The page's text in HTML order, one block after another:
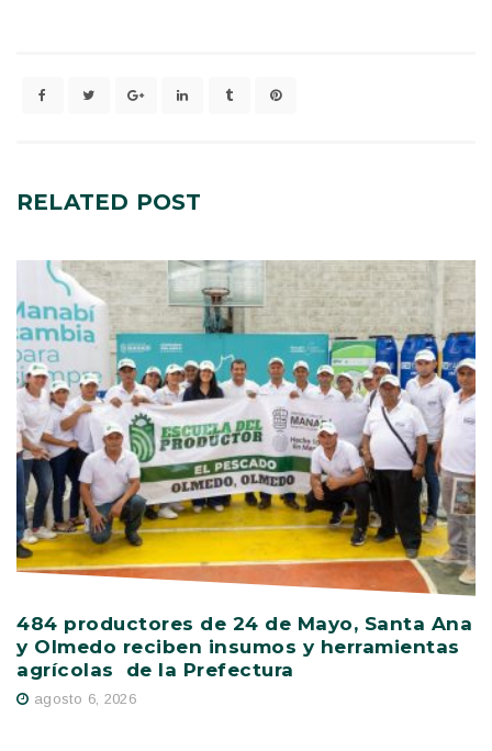
RELATED POST
484 productores de 24 de Mayo, Santa Ana
y Olmedo reciben insumos y herramientas
agrícolas de la Prefectura
agosto 6, 2026